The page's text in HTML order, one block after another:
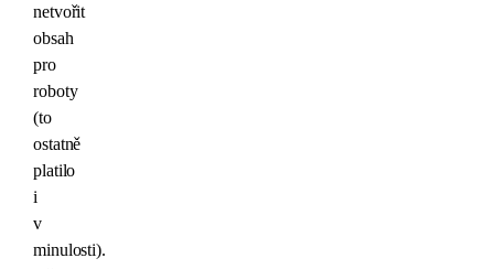
netvořit
obsah
pro
roboty
(to
ostatně
platilo
i
v
minulosti).